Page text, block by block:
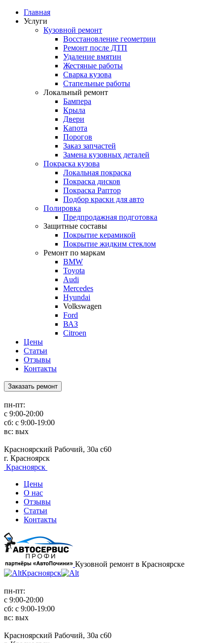
Главная
Услуги
Кузовной ремонт
Восстановление геометрии
Ремонт после ДТП
Удаление вмятин
Жестяные работы
Сварка кузова
Стапельные работы
Локальный ремонт
Бампера
Крыла
Двери
Капота
Порогов
Заказ запчастей
Замена кузовных деталей
Покраска кузова
Локальная покраска
Покраска дисков
Покраска Раптор
Подбор краски для авто
Полировка
Предпродажная подготовка
Защитные составы
Покрытие керамикой
Покрытие жидким стеклом
Ремонт по маркам
BMW
Toyota
Audi
Mercedes
Hyundai
Volkswagen
Ford
ВАЗ
Citroen
Цены
Статьи
Отзывы
Контакты
Заказать ремонт
пн-пт:
с 9:00-20:00
сб: с 9:00-19:00
вс: вых
Красноярский Рабочий, 30а с60
г. Красноярск
Красноярск
Цены
О нас
Отзывы
Статьи
Контакты
Кузовной ремонт в Красноярске
Красноярск
пн-пт:
с 9:00-20:00
сб: с 9:00-19:00
вс: вых
Красноярский Рабочий, 30а с60